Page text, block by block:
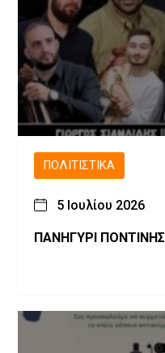
ΠΟΛΙΤΙΣΤΙΚΆ
5 Ιουλίου 2026
ΠΑΝΗΓΥΡΙ